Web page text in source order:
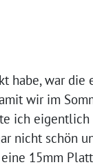
habe, war die
wir im
ich
nicht schön
15mm